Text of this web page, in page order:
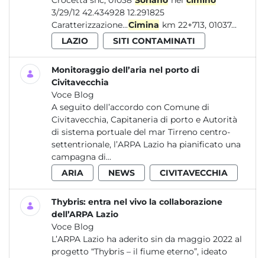
3/29/12 42.434928 12.291825
Caratterizzazione...Cimina km 22+713, 01037...
LAZIO
SITI CONTAMINATI
Monitoraggio dell’aria nel porto di
Civitavecchia
Voce Blog
A seguito dell’accordo con Comune di
Civitavecchia, Capitaneria di porto e Autorità
di sistema portuale del mar Tirreno centro-
settentrionale, l’ARPA Lazio ha pianificato una
campagna di...
ARIA
NEWS CIVITAVECCHIA
Thybris: entra nel vivo la collaborazione
dell’ARPA Lazio
Voce Blog
L’ARPA Lazio ha aderito sin da maggio 2022 al
progetto “Thybris – il fiume eterno”, ideato